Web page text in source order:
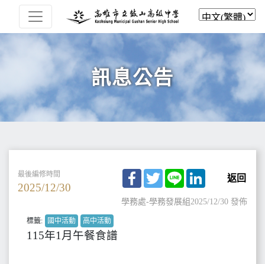
訊息公告
最後編修時間
2025/12/30
Facebook
TwitterLine LinkedIn
返回
學務處-學務發展組2025/12/30 發佈
標籤: 國中活動 高中活動
115年1月午餐食譜